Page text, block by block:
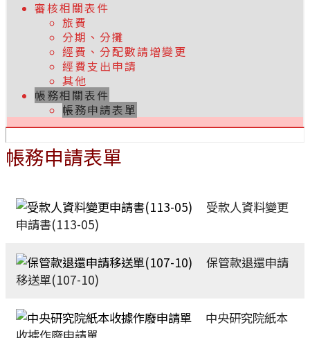
審核相關表件
旅費
分期、分攤
經費、分配數請增變更
經費支出申請
其他
帳務相關表件
帳務申請表單
帳務申請表單
受款人資料變更
申請書(113-05)
保管款退還申請
移送單(107-10)
中央研究院紙本